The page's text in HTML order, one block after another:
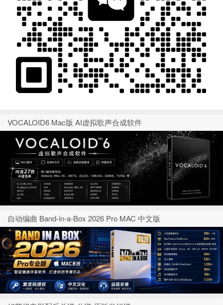
VOCALOID6 Mac版 AI虚拟歌声合成软件
自动编曲 Band-in-a-Box 2026 Pro MAC 中文版